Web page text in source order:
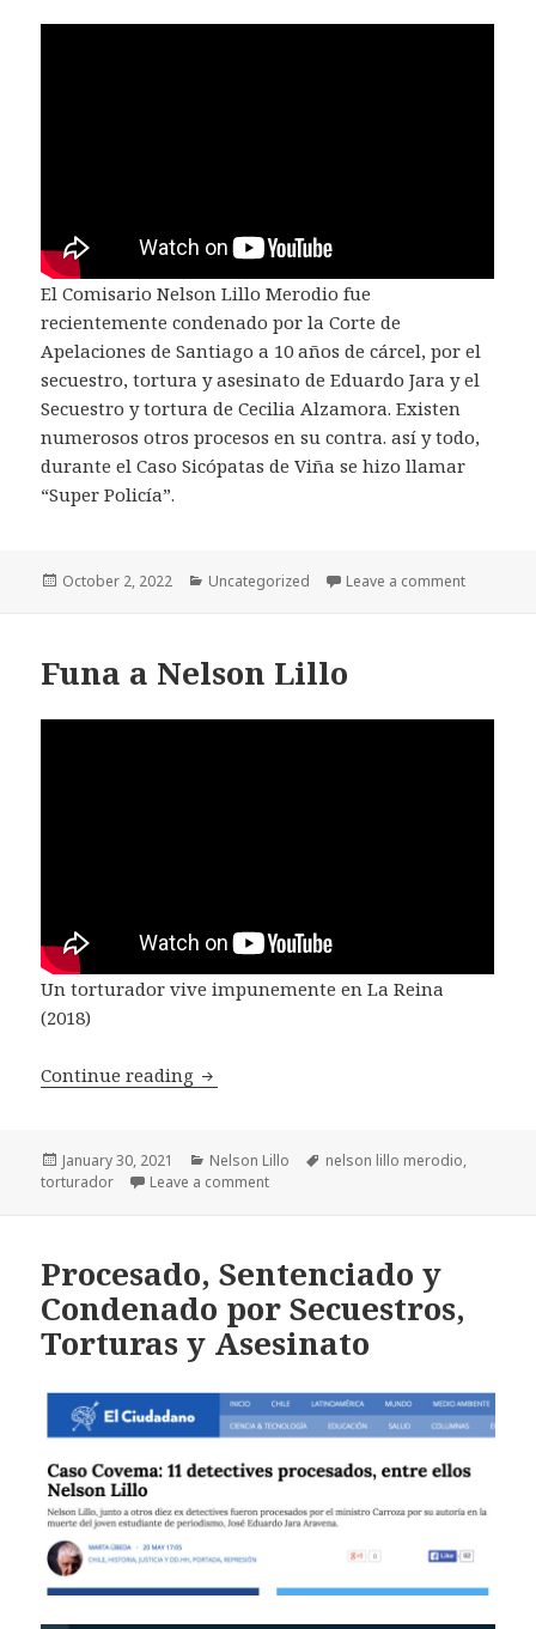
El Comisario Nelson Lillo Merodio fue
recientemente condenado por la Corte de
Apelaciones de Santiago a 10 años de cárcel, por el
secuestro, tortura y asesinato de Eduardo Jara y el
Secuestro y tortura de Cecilia Alzamora. Existen
numerosos otros procesos en su contra. así y todo,
durante el Caso Sicópatas de Viña se hizo llamar
“Super Policía”.
Posted
October 2, 2022 Categories
Uncategorized Leave a commenton Super
Funa a Nelson Lillo
Un torturador vive impunemente en La Reina
(2018)
Continue reading Funa a Nelson Lillo
Posted
on
January 30, 2021 Categories
Nelson Lillo Tags
nelson lillo merodio,
torturador
Leave a commenton Funa a Nelson Lillo
Procesado, Sentenciado y
Condenado por Secuestros,
Torturas y Asesinato